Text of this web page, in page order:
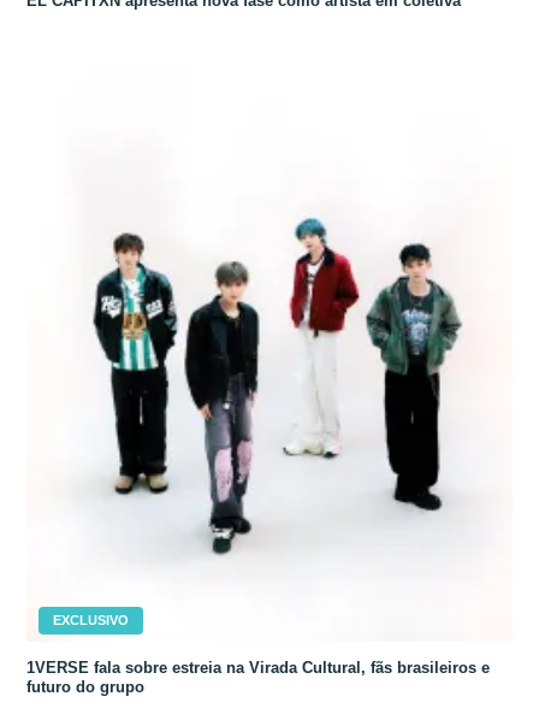
EXCLUSIVO
1VERSE fala sobre estreia na Virada Cultural, fãs brasileiros e
futuro do grupo